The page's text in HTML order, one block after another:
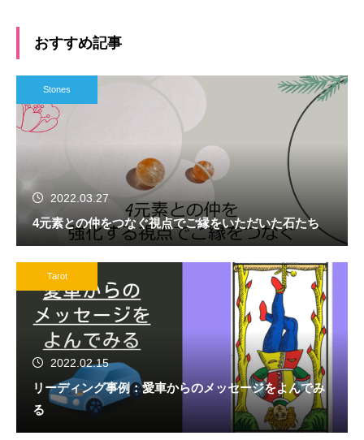
おすすめ記事
Stones
2022.03.27
4元素との仲をつなぐ視点でご縁をいただいた石たち
Tarot
2022.02.15
リーディング事例：愛車からのメッセージをよんでみ
る